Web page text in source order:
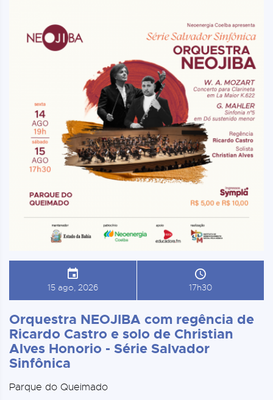
15 ago, 2026 17h30
Orquestra NEOJIBA com regência de
Ricardo Castro e solo de Christian
Alves Honorio - Série Salvador
Sinfônica
Parque do Queimado